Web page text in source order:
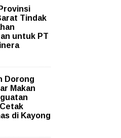
Tindak
untuk PT
Dorong
Makan
di Kayong